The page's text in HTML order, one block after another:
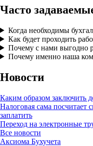
Часто
Когда необходимы
Как будет проходить
Почему с нами выгодно
Почему именно наша
Новости
Каким образом заключить
Налоговая сама
заплатить
Переход на электронные
Все новости
Аксиома Бухучета